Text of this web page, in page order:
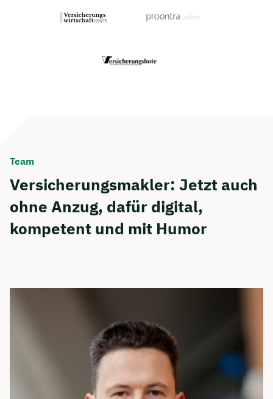
Team
Versicherungsmakler: Jetzt auch
ohne Anzug, dafür digital,
kompetent und mit Humor